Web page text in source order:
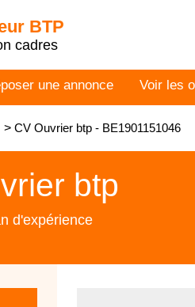
BTP
cadres
une annonce Voir les
> CV Ouvrier btp - BE1901151046
btp
d'expérience